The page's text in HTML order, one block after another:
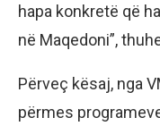
hapa konkretë që
në Maqedoni”,
Përveç kësaj, nga
përmes